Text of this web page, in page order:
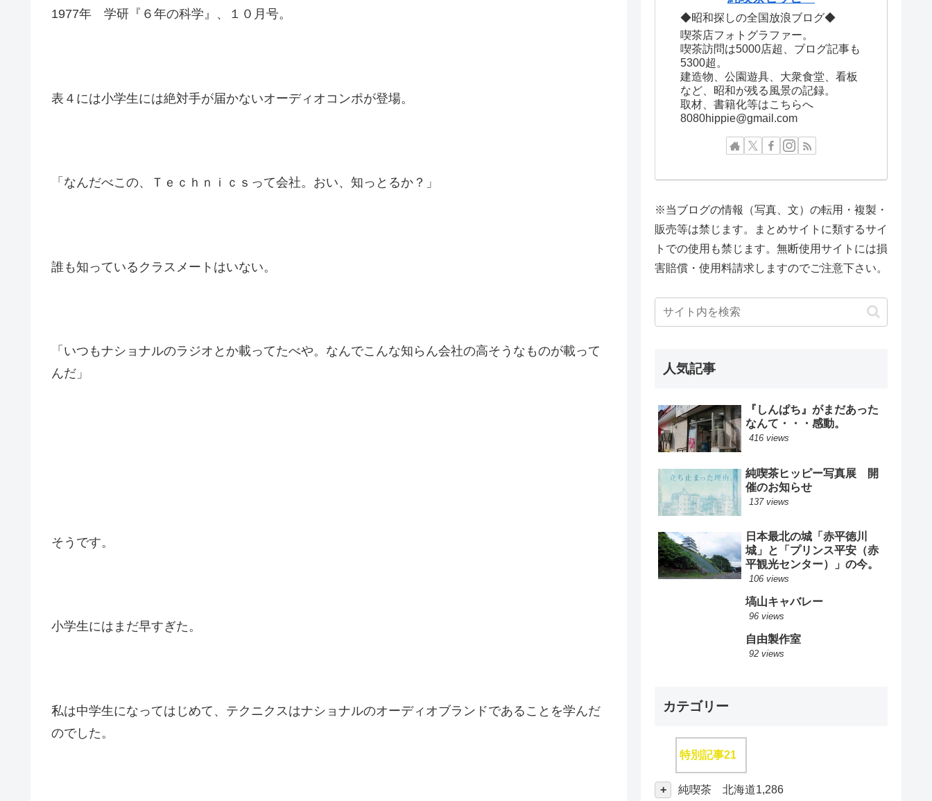
1977年 学研『６年の科学』、１０月号。
表４には小学生には絶対手が届かないオーディオコンポが登場。
「なんだべこの、Ｔｅｃｈｎｉｃｓって会社。おい、知っとるか？」
誰も知っているクラスメートはいない。
「いつもナショナルのラジオとか載ってたべや。なんでこんな知らん会社の高そうなものが載って
んだ」
そうです。
小学生にはまだ早すぎた。
私は中学生になってはじめて、テクニクスはナショナルのオーディオブランドであることを学んだ
のでした。
◆昭和探しの全国放浪ブログ◆
喫茶店フォトグラファー。
喫茶訪問は5000店超、ブログ記事も
5300超。
建造物、公園遊具、大衆食堂、看板
など、昭和が残る風景の記録。
取材、書籍化等はこちらへ
8080hippie@gmail.com
※当ブログの情報（写真、文）の転用・複製・
販売等は禁じます。まとめサイトに類するサイ
トでの使用も禁じます。無断使用サイトには損
害賠償・使用料請求しますのでご注意下さい。
人気記事
『しんぱち』がまだあった
なんて・・・感動。
416 views
純喫茶ヒッピー写真展 開
催のお知らせ
137 views
日本最北の城「赤平徳川
城」と「プリンス平安（赤
平観光センター）」の今。
106 views
塙山キャバレー
96 views
自由製作室
92 views
カテゴリー
特別記事21
純喫茶 北海道1,286